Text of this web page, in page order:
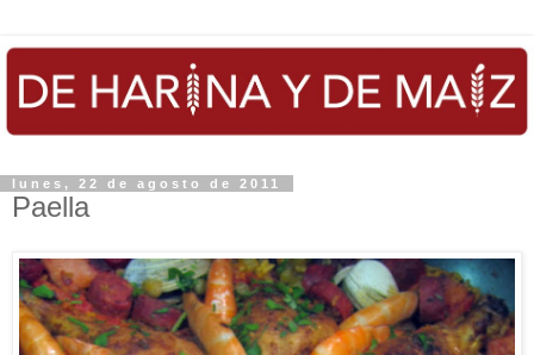
lunes, 22 de agosto de 2011
Paella